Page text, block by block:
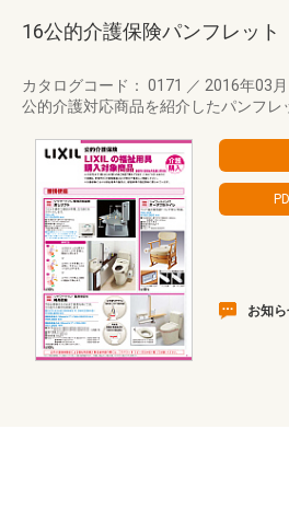
16公的介護保険パンフレット
カタログコード： 0171 ／ 2016年03月
公的介護対応商品を紹介したパンフレ
お知